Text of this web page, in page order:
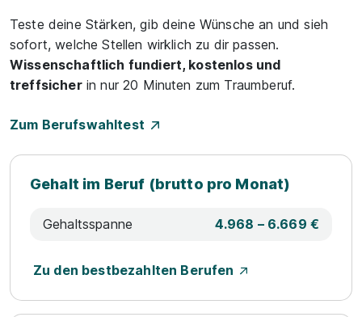
Teste deine Stärken, gib deine Wünsche an und sieh
sofort, welche Stellen wirklich zu dir passen.
Wissenschaftlich fundiert, kostenlos und
treffsicherin nur 20 Minuten zum Traumberuf.
Zum Berufswahltest
Gehalt im Beruf (brutto pro Monat)
Gehaltsspanne 4.968 – 6.669 €
Zu den bestbezahlten Berufen